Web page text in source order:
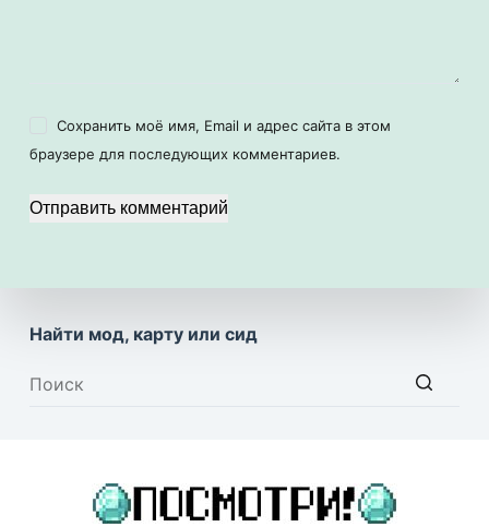
Сохранить моё имя, Email и адрес сайта в этом
браузере для последующих комментариев.
Отправить комментарий
Найти мод, карту или сид